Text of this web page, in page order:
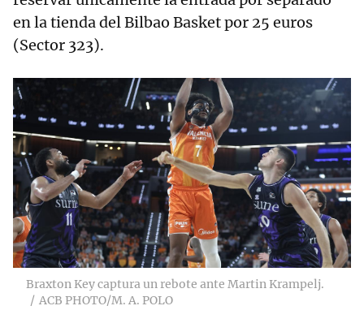
en la tienda del Bilbao Basket por 25 euros
(Sector 323).
Braxton Key captura un rebote ante Martin Krampelj.
ACB PHOTO/M. A. POLO